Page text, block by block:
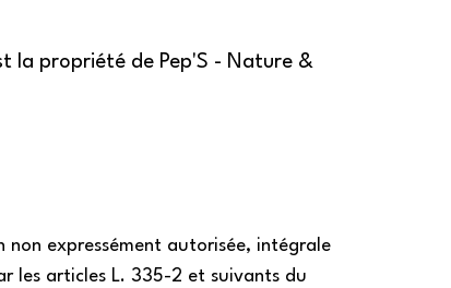
la propriété de Pep'S - Nature &
expressément autorisée, intégrale
les articles L. 335-2 et suivants du